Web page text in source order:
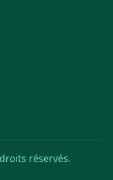
réservés.